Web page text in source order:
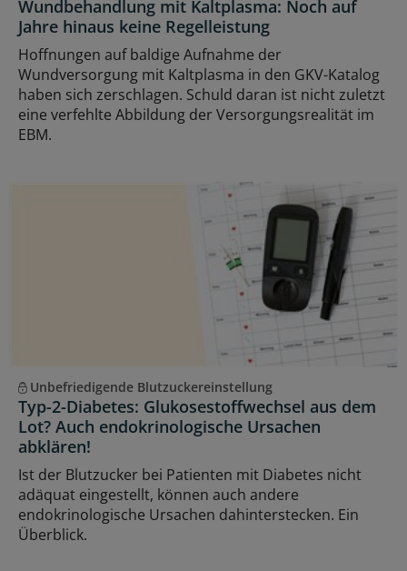
Wundbehandlung mit Kaltplasma: Noch auf
Jahre hinaus keine Regelleistung
Hoffnungen auf baldige Aufnahme der
Wundversorgung mit Kaltplasma in den GKV-Katalog
haben sich zerschlagen. Schuld daran ist nicht zuletzt
eine verfehlte Abbildung der Versorgungsrealität im
EBM.
Unbefriedigende Blutzuckereinstellung
Typ-2-Diabetes: Glukosestoffwechsel aus dem
Lot? Auch endokrinologische Ursachen
abklären!
Ist der Blutzucker bei Patienten mit Diabetes nicht
adäquat eingestellt, können auch andere
endokrinologische Ursachen dahinterstecken. Ein
Überblick.